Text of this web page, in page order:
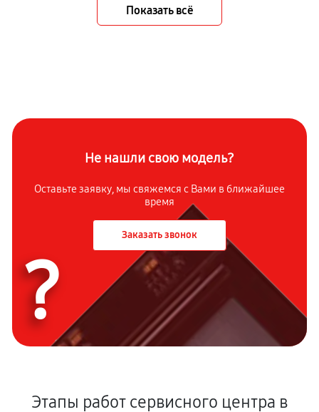
Показать всё
Не нашли свою модель?
Оставьте заявку, мы свяжемся с Вами в ближайшее
время
Заказать звонок
?
Этапы работ сервисного центра в